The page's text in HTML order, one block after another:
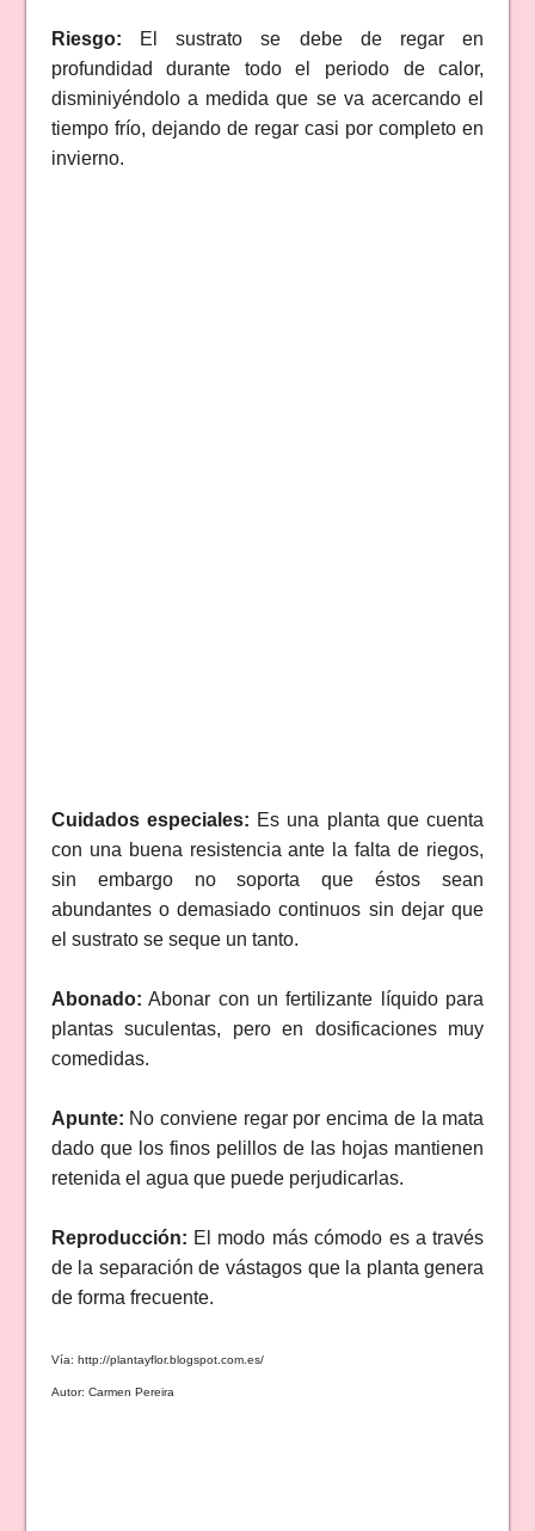
Riesgo: El sustrato se debe de regar en
profundidad durante todo el periodo de calor,
disminiyéndolo a medida que se va acercando el
tiempo frío, dejando de regar casi por completo en
invierno.
Cuidados especiales: Es una planta que cuenta
con una buena resistencia ante la falta de riegos,
sin embargo no soporta que éstos sean
abundantes o demasiado continuos sin dejar que
el sustrato se seque un tanto.
Abonado: Abonar con un fertilizante líquido para
plantas suculentas, pero en dosificaciones muy
comedidas.
Apunte: No conviene regar por encima de la mata
dado que los finos pelillos de las hojas mantienen
retenida el agua que puede perjudicarlas.
Reproducción: El modo más cómodo es a través
de la separación de vástagos que la planta genera
de forma frecuente.
Vía: http://plantayflor.blogspot.com.es/
Autor: Carmen Pereira